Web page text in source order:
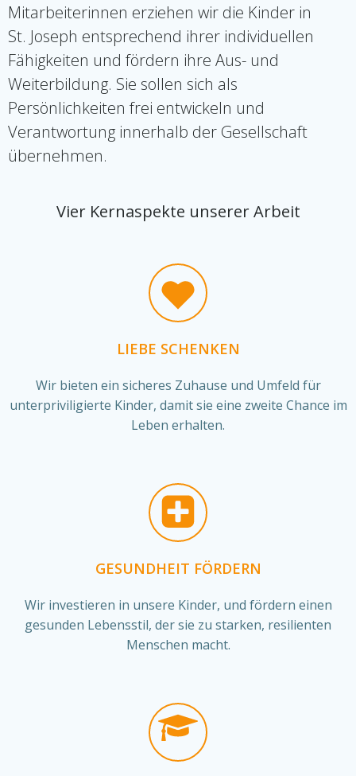
Mitarbeiterinnen erziehen wir die Kinder in
St. Joseph entsprechend ihrer individuellen
Fähigkeiten und fördern ihre Aus- und
Weiterbildung. Sie sollen sich als
Persönlichkeiten frei entwickeln und
Verantwortung innerhalb der Gesellschaft
übernehmen.
Vier Kernaspekte unserer Arbeit
LIEBE SCHENKEN
Wir bieten ein sicheres Zuhause und Umfeld für
unterpriviligierte Kinder, damit sie eine zweite Chance im
Leben erhalten.
GESUNDHEIT FÖRDERN
Wir investieren in unsere Kinder, und fördern einen
gesunden Lebensstil, der sie zu starken, resilienten
Menschen macht.